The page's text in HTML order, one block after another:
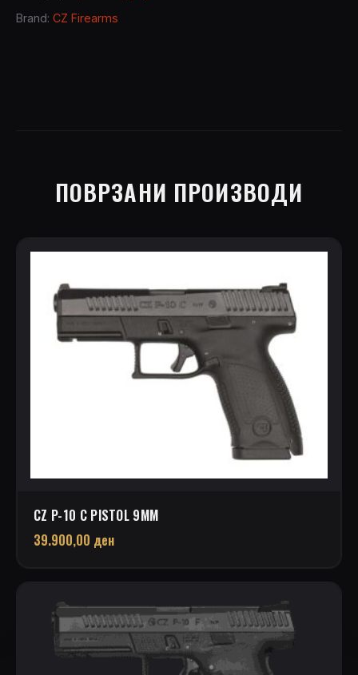
quantity
Brand: CZ Firearms
ПОВРЗАНИ ПРОИЗВОДИ
CZ P-10 C PISTOL 9MM
39.900,00 ден